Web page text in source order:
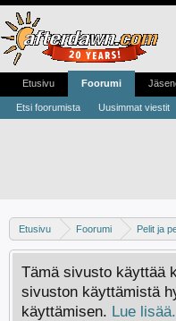
Etusivu Foorumi Pelit ja
Tämä sivusto käyttää
sivuston käyttämistä
käyttämisen. Lue lisää.
Etusivu Foorumi
Etsi foorumista Uusimmat viestit